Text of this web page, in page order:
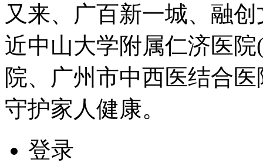
又来、广百新一城、融
近中山大学附属仁济医
院、广州市中西医结合
守护家人健康。
登录